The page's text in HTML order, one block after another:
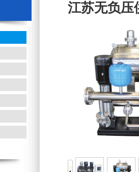
江苏无负压